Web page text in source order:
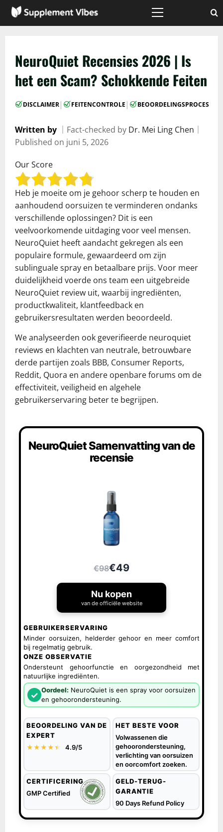
Skip
Primary
NeuroQuiet Recensies 2026 | Is
het een Scam? Schokkende Feiten
DISCLAIMER| FEITENCONTROLE| BEOORDELINGSPROCES
Written by Fact-checked by Dr. Mei Ling Chen
Published on juni 5, 2026
Our Score
Heb je moeite om je gehoor scherp te houden en
aanhoudend oorsuizen te verminderen ondanks
verschillende oplossingen? Dit is een
veelvoorkomende uitdaging voor veel mensen.
NeuroQuiet heeft aandacht gekregen als een
populaire formule, gewaardeerd om zijn
sublinguale spray en betaalbare prijs. Voor meer
duidelijkheid voerde ons team een uitgebreide
NeuroQuiet review uit, waarbij ingrediënten,
productkwaliteit, klantfeedback en
gebruikersresultaten werden beoordeeld.
We analyseerden ook geverifieerde neuroquiet
reviews en klachten van neutrale, betrouwbare
derde partijen zoals BBB, Consumer Reports,
Reddit, Quora en andere openbare forums om de
effectiviteit, veiligheid en algehele
gebruikerservaring beter te begrijpen.
NeuroQuiet Samenvatting van de
recensie
€98€49
Nu kopen
van de officiële website
GEBRUIKERSERVARING
Minder oorsuizen, helderder gehoor en meer comfort
bij regelmatig gebruik.
ONZE OBSERVATIE
Ondersteunt gehoorfunctie en oorgezondheid met
natuurlijke ingrediënten.
✓ Oordeel: NeuroQuiet is een spray voor oorsuizen
en gehoorondersteuning.
BEOORDELING VAN DE
EXPERT
★★★★★
★ 4.9/5
HET BESTE VOOR
Volwassenen die
gehoorondersteuning,
verlichting van oorsuizen
en oorcomfort zoeken.
CERTIFICERING
GMP Certified
GELD-TERUG-
GARANTIE
90 Days Refund Policy